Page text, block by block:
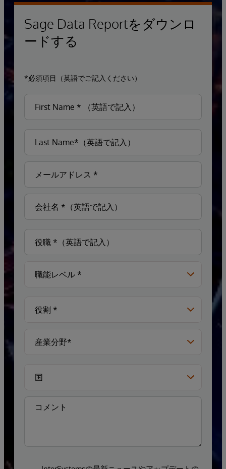
Sage Data Reportをダウンロ
ードする
*必須項目（英語でご記入ください）